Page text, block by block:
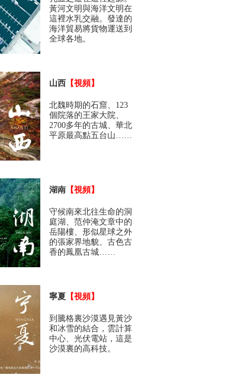
黃河文明與海洋文明在
這裡水乳交融。發達的
海洋貿易將貨物運送到
全球各地。
山西【視頻】
北魏時期的石窟、123
個院落的王家大院、
2700多年的古城、華北
平原最高點五台山……
湖南【視頻】
守候南來北往生命的洞
庭湖、范仲淹文章中的
岳陽樓、形似星球之外
的張家界地貌、古色古
香的鳳凰古城……
寧夏 【視頻】
到騰格裏沙漠遇見黃沙
和冰雪的結合，雲計算
中心、光伏電站，這是
沙漠裏的高科技。